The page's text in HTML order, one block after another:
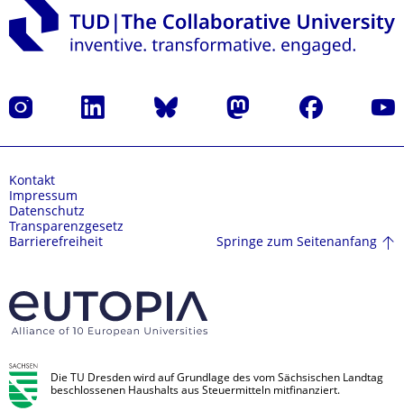
Instagram LinkedIn Bluesky Mastodon Facebook
Kontakt
Impressum
Datenschutz
Transparenzgesetz
Barrierefreiheit
Springe zum Seitenanfang
Die TU Dresden wird auf Grundlage des vom Sächsischen Landtag
beschlossenen Haushalts aus Steuermitteln mitfinanziert.